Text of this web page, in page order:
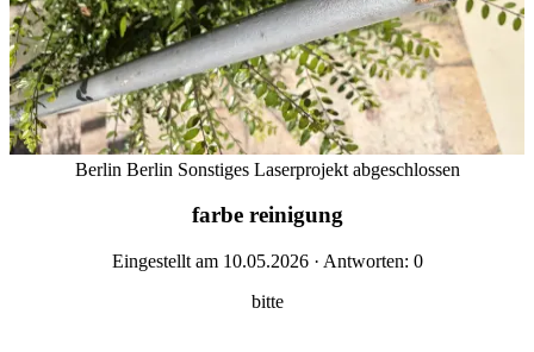
Berlin Berlin Sonstiges Laserprojekt abgeschlossen
farbe reinigung
Eingestellt am 10.05.2026 · Antworten: 0
bitte